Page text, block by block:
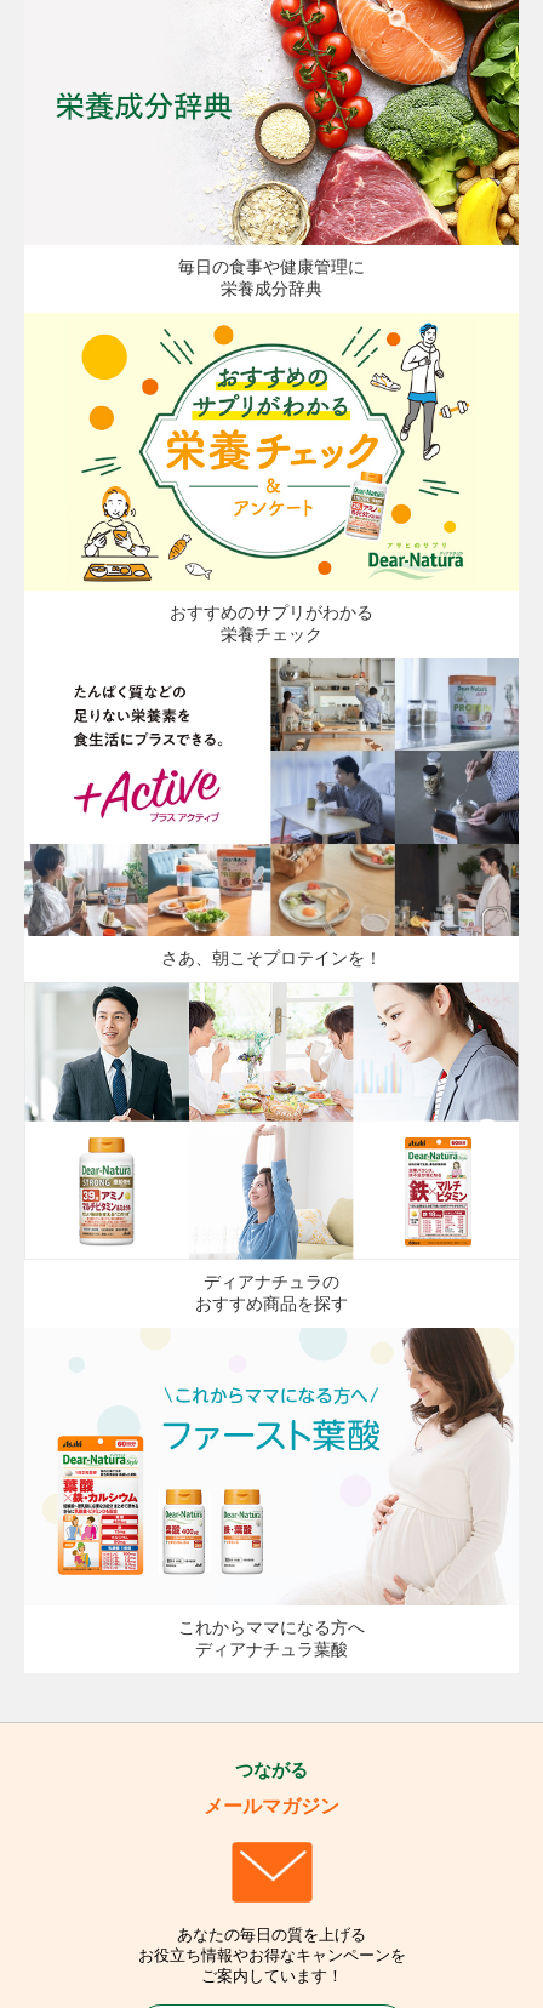
毎日の食事や健康管理に
栄養成分辞典
おすすめのサプリがわかる
栄養チェック
さあ、朝こそプロテインを！
ディアナチュラの
おすすめ商品を探す
これからママになる方へ
ディアナチュラ葉酸
つながる
メールマガジン
あなたの毎日の質を上げる
お役立ち情報やお得なキャンペーンを
ご案内しています！